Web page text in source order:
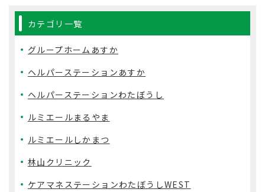
カテゴリ一覧
グループホームあすか
ヘルパーステーションあすか
ヘルパーステーションわたぼうし
ルミエールまるやま
ルミエールしかまつ
林山クリニック
ケアマネステーションわたぼうしWEST